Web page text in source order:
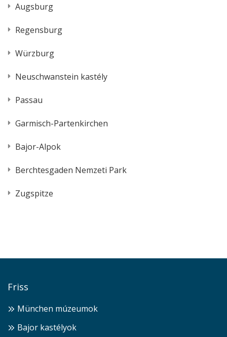
Augsburg
Regensburg
Würzburg
Neuschwanstein kastély
Passau
Garmisch-Partenkirchen
Bajor-Alpok
Berchtesgaden Nemzeti Park
Zugspitze
Friss
München múzeumok
Bajor kastélyok